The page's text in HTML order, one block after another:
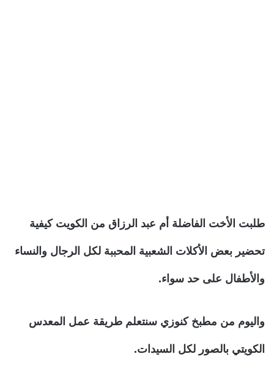
طلبت الأخت الفاضلة أم عبد الرزاق من الكويت كيفية
تحضير بعض الأكلات الشعبية المحببة لكل الرجال والنساء
والأطفال على حد سواء.
واليوم من مطبخ كنوزي سنتعلم طريقة عمل المعدس
الكويتي بالصور لكل السيدات.